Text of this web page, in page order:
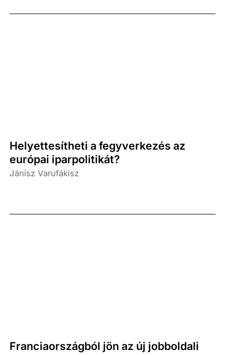
Helyettesítheti a fegyverkezés az
európai iparpolitikát?
Jánisz Varufákisz
Franciaországból jön az új jobboldali